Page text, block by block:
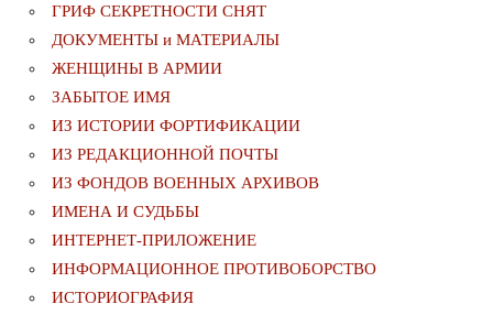
ГРИФ СЕКРЕТНОСТИ СНЯТ
ДОКУМЕНТЫ и МАТЕРИАЛЫ
ЖЕНЩИНЫ В АРМИИ
ЗАБЫТОЕ ИМЯ
ИЗ ИСТОРИИ ФОРТИФИКАЦИИ
ИЗ РЕДАКЦИОННОЙ ПОЧТЫ
ИЗ ФОНДОВ ВОЕННЫХ АРХИВОВ
ИМЕНА И СУДЬБЫ
ИНТЕРНЕТ-ПРИЛОЖЕНИЕ
ИНФОРМАЦИОННОЕ ПРОТИВОБОРСТВО
ИСТОРИОГРАФИЯ